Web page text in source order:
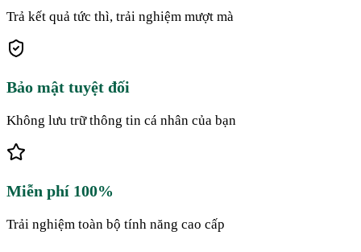
Trả kết quả tức thì, trải nghiệm mượt mà
Bảo mật tuyệt đối
Không lưu trữ thông tin cá nhân của bạn
Miễn phí 100%
Trải nghiệm toàn bộ tính năng cao cấp